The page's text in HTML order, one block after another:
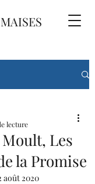
Les
la Promise
lecture
août 2020